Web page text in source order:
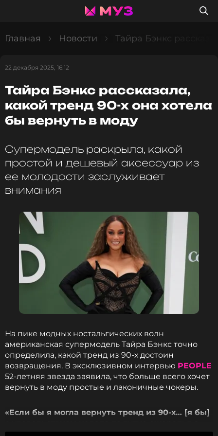
Главная Новости Тайра Бэнкс
22 декабря 2025, 16:12
Тайра Бэнкс рассказала,
какой тренд 90-х она хотела
бы вернуть в моду
Супермодель раскрыла, какой
простой и дешевый аксессуар из
ее молодости заслуживает
внимания
На пике модных ностальгических волн
американская супермодель Тайра Бэнкс точно
определила, какой тренд из 90-х достоин
возвращения. В эксклюзивном интервью PEOPLE
52-летняя звезда заявила, что больше всего хочет
вернуть в моду простые и лаконичные чокеры.
«Если бы я могла вернуть тренд из 90-х… [я бы]
маленькой петелькой, которые мы делали из